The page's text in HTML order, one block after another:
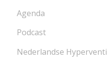
Agenda
Podcast
Nederlandse